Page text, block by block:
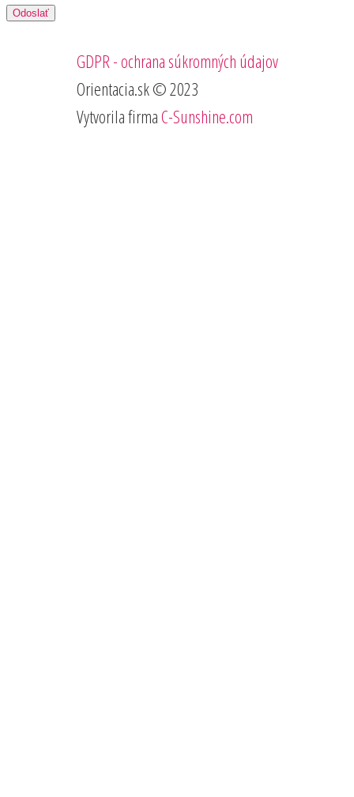
GDPR - ochrana súkromných údajov
Orientacia.sk © 2023
Vytvorila firmaC-Sunshine.com